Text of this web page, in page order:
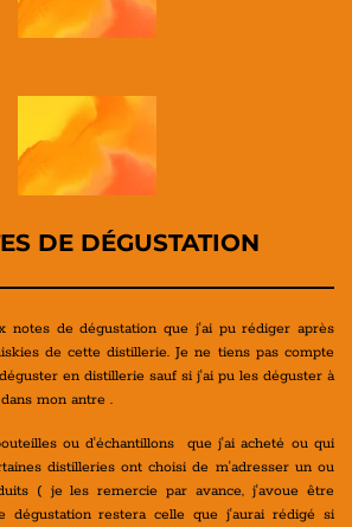
DE DÉGUSTATION
notes de dégustation que j'ai pu rédiger après
de cette distillerie. Je ne tiens pas compte
en distillerie sauf si j'ai pu les déguster à
mon antre .
ou d'échantillons que j'ai acheté ou qui
distilleries ont choisi de m'adresser un ou
( je les remercie par avance, j'avoue être
restera celle que j'aurai rédigé si